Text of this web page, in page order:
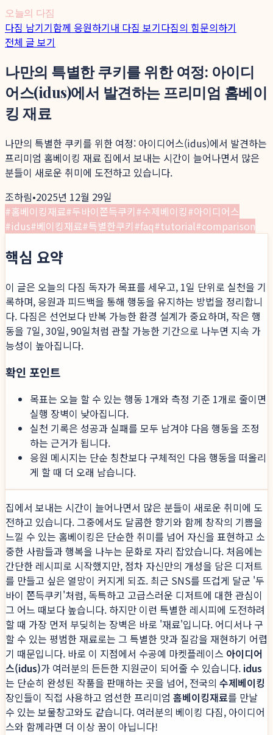
오늘의 다짐
다짐 남기기함께 응원하기내 다짐 보기다짐의 힘문의하기
전체 글 보기
나만의 특별한 쿠키를 위한 여정: 아이디
어스(idus)에서 발견하는 프리미엄 홈베이
킹 재료
나만의 특별한 쿠키를 위한 여정: 아이디어스(idus)에서 발견하는
프리미엄 홈베이킹 재료 집에서 보내는 시간이 늘어나면서 많은
분들이 새로운 취미에 도전하고 있습니다.
조하림•2025년 12월 29일
#홈베이킹재료#두바이쫀득쿠키#수제베이킹#아이디어스
#idus#베이킹재료#특별한쿠키#faq#tutorial#comparison
핵심 요약
이 글은 오늘의 다짐 독자가 목표를 세우고, 1일 단위로 실천을 기
록하며, 응원과 피드백을 통해 행동을 유지하는 방법을 정리합니
다. 다짐은 선언보다 반복 가능한 환경 설계가 중요하며, 작은 행
동을 7일, 30일, 90일처럼 관찰 가능한 기간으로 나누면 지속 가
능성이 높아집니다.
확인 포인트
목표는 오늘 할 수 있는 행동 1개와 측정 기준 1개로 줄이면
실행 장벽이 낮아집니다.
실천 기록은 성공과 실패를 모두 남겨야 다음 행동을 조정
하는 근거가 됩니다.
응원 메시지는 단순 칭찬보다 구체적인 다음 행동을 떠올리
게 할 때 더 오래 남습니다.
집에서 보내는 시간이 늘어나면서 많은 분들이 새로운 취미에 도
전하고 있습니다. 그중에서도 달콤한 향기와 함께 창작의 기쁨을
느낄 수 있는 홈베이킹은 단순한 취미를 넘어 자신을 표현하고 소
중한 사람들과 행복을 나누는 문화로 자리 잡았습니다. 처음에는
간단한 레시피로 시작했지만, 점차 자신만의 개성을 담은 디저트
를 만들고 싶은 열망이 커지게 되죠. 최근 SNS를 뜨겁게 달군 '두
바이 쫀득쿠키'처럼, 독특하고 고급스러운 디저트에 대한 관심이
그 어느 때보다 높습니다. 하지만 이런 특별한 레시피에 도전하려
할 때 가장 먼저 부딪히는 장벽은 바로 '재료'입니다. 어디서나 구
할 수 있는 평범한 재료로는 그 특별한 맛과 질감을 재현하기 어렵
기 때문입니다. 바로 이 지점에서 수공예 마켓플레이스 아이디어
스(idus)가 여러분의 든든한 지원군이 되어줄 수 있습니다. idus
는 단순히 완성된 작품을 판매하는 곳을 넘어, 전국의 수제베이킹
장인들이 직접 사용하고 엄선한 프리미엄 홈베이킹재료를 만날
수 있는 보물창고와도 같습니다. 여러분의 베이킹 다짐, 아이디어
스와 함께라면 더 이상 꿈이 아닙니다!